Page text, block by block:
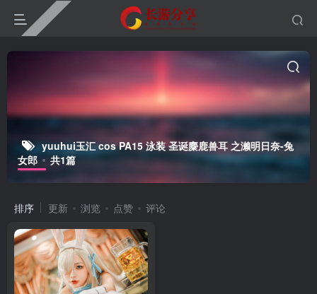
yuuhui玉汇 cos PA15 泳装 圣诞麋鹿兽耳 之濑明日奈-兔
女郎
共1篇
排序 更新 浏览 点赞 评论